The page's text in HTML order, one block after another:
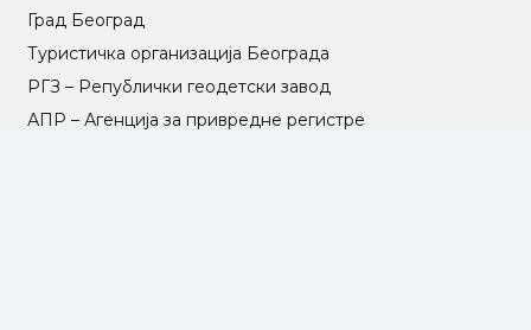
Град Београд
Туристичка организација Београда
РГЗ – Републички геодетски завод
АПР – Агенција за привредне регистре